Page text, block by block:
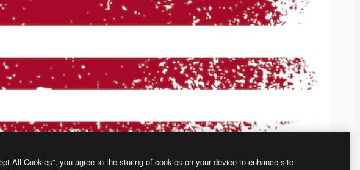
All Cookies”, you agree to the storing of cookies on your device to enhance site